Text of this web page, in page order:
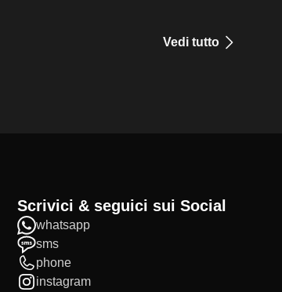
Vedi tutto
Scrivici & seguici sui Social
whatsapp
sms
phone
instagram